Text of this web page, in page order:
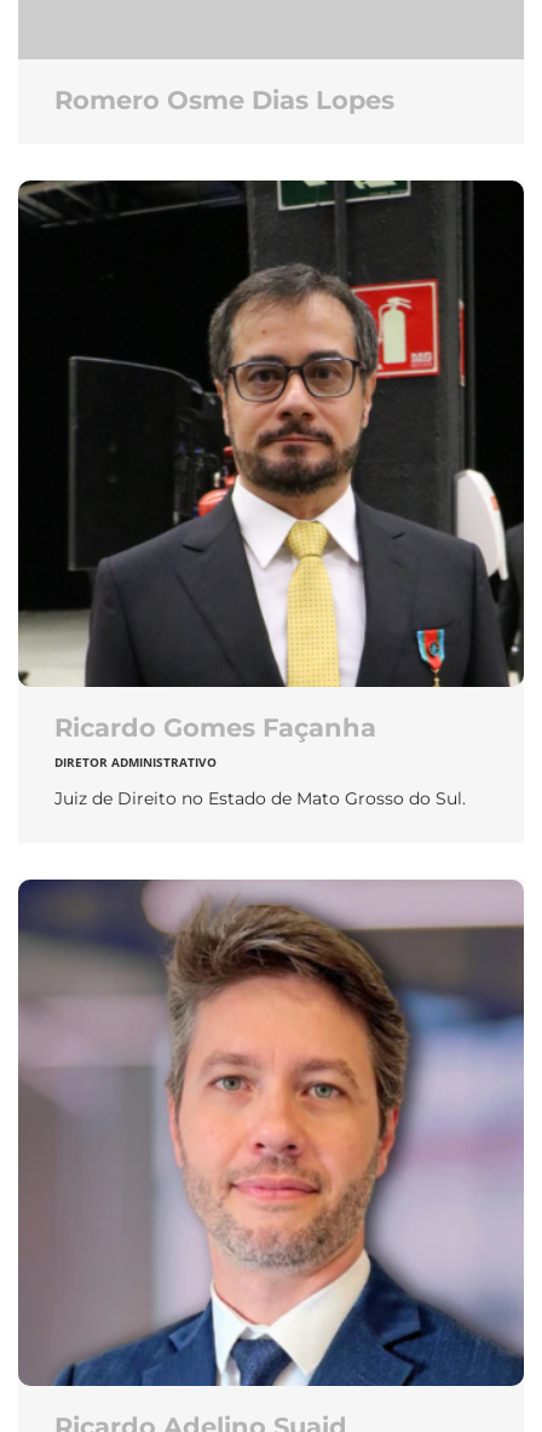
Romero Osme Dias Lopes
Ricardo Gomes Façanha
DIRETOR ADMINISTRATIVO
Juiz de Direito no Estado de Mato Grosso do Sul.